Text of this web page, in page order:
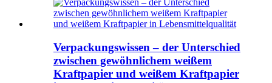
Verpackungswissen – der Unterschied
zwischen gewöhnlichem weißem
Kraftpapier und weißem Kraftpapier